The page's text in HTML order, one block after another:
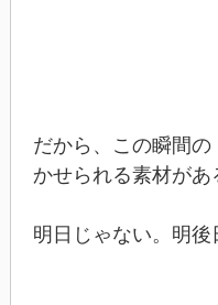
だから、この瞬間
かせられる素材があ
明日じゃない。明後